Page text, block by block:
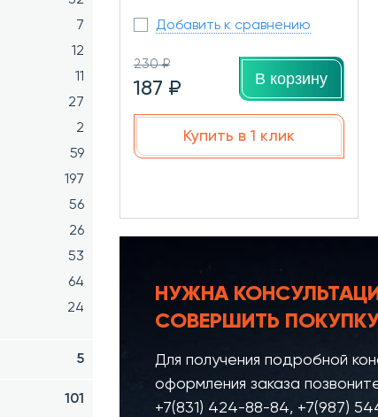
7
12
11
27
2
59
197
56
26
53
64
24
5
101
Добавить к сравнению
230 ₽
187 ₽ В корзину
Купить в 1 клик
НУЖНА
СОВЕРШИТЬ
Для получения подробной
оформления заказа
+7(831) 424-88-84, +7(987)